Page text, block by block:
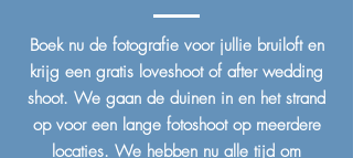
Boek nu de fotografie voor jullie bruiloft en
krijg een gratis loveshoot of after wedding
shoot. We gaan de duinen in en het strand
op voor een lange fotoshoot op meerdere
locaties. We hebben nu alle tijd om